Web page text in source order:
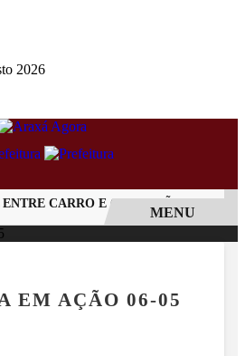
2026
CARRO E CAMINHÃO NA BR-262
MENU
EM AÇÃO 06-05